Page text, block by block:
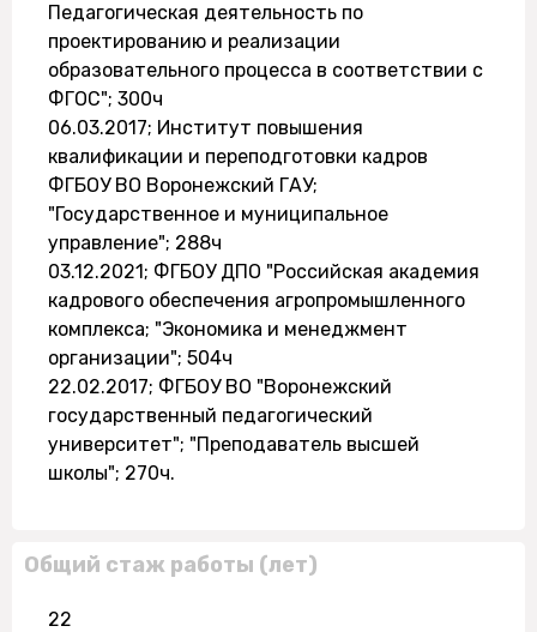
Педагогическая деятельность по
проектированию и реализации
образовательного процесса в соответствии с
ФГОС"; 300ч
06.03.2017; Институт повышения
квалификации и переподготовки кадров
ФГБОУ ВО Воронежский ГАУ;
"Государственное и муниципальное
управление"; 288ч
03.12.2021; ФГБОУ ДПО "Российская академия
кадрового обеспечения агропромышленного
комплекса; "Экономика и менеджмент
организации"; 504ч
22.02.2017; ФГБОУ ВО "Воронежский
государственный педагогический
университет"; "Преподаватель высшей
школы"; 270ч.
Общий стаж работы (лет)
22